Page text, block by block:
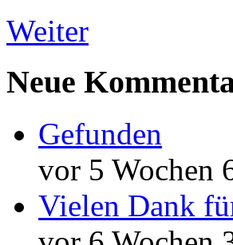
Weiter
Neue
Gefunden
vor 5 Wochen
Vielen Dank